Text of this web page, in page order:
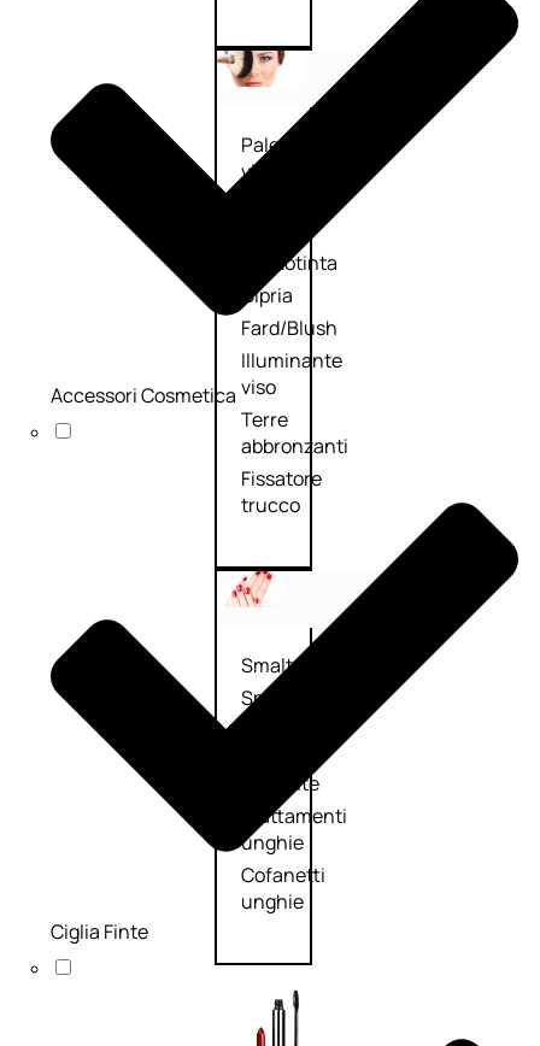
Palette
viso
Fondotinta
Cipria
Fard/Blush
Illuminante
viso
Terre
abbronzanti
Fissatore
trucco
Smalto
Smalto
effetti
Solvente
Trattamenti
unghie
Cofanetti
unghie
Accessori Cosmetica
Ciglia Finte